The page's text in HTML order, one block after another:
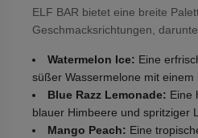
ELF BAR bietet eine breite
Geschmacksrichtungen,
Watermelon Ice: Eine
süßer Wassermelone mit
Blue Razz Lemonade: Eine
blauer Himbeere und spritziger
Mango Peach: Eine